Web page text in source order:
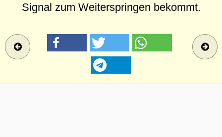
Signal zum Weiterspringen bekommt.